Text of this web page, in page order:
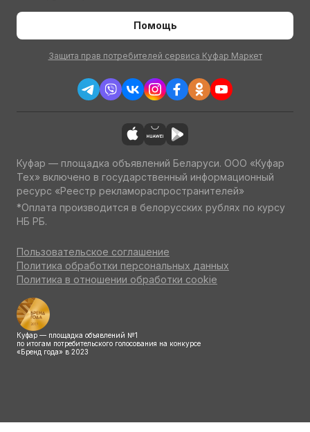
Помощь
Защита прав потребителей сервиса Куфар Маркет
Куфар — площадка объявлений Беларуси. ООО «Куфар
Тех» включено в государственный информационный
ресурс «Реестр рекламораспространителей»
*Оплата производится в белорусских рублях по курсу
НБ РБ.
Пользовательское соглашение
Политика обработки персональных данных
Политика в отношении обработки cookie
Куфар — площадка объявлений №1
по итогам потребительского голосования на конкурсе
«Бренд года» в 2023